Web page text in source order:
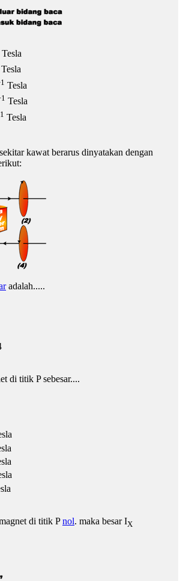
Tesla
Tesla
Tesla
Tesla
Tesla
kawat berarus dinyatakan dengan
adalah.....
di titik P sebesar....
di titik Pnol. maka besar IX